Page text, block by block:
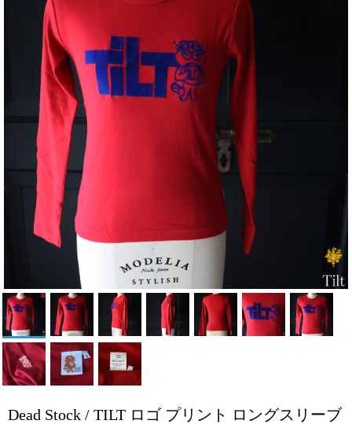
Dead Stock / TILT ロゴ プリント ロングスリーブ